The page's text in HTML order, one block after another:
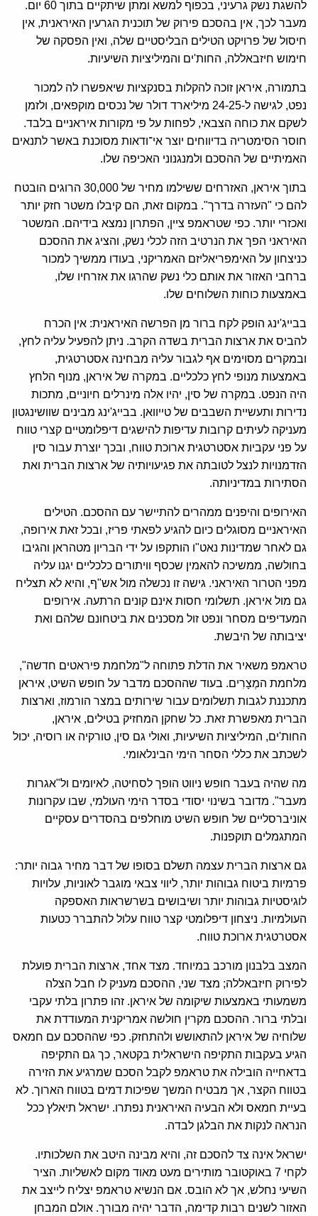
להשגת נשק גרעיני, בכפוף למשא ומתן שיתקיים בתוך 60 יום.
מעבר לכך, אין בהסכם פירוק של תוכנית הגרעין האיראנית, אין
חיסול של פרויקט הטילים הבליסטיים שלה, ואין הפסקה של
חימוש חיזבאללה, החות'ים והמיליציות השיעיות.
בתמורה, איראן זוכה להקלות בסנקציות שיאפשרו לה למכור
נפט, לגישה ל-24-25 מיליארד דולר של נכסים מוקפאים, ולזמן
לשקם את כוחה הצבאי, לפחות על פי מקורות איראניים בלבד.
חוסר הסימטריה בדיווחים יוצר אי־ודאות מסוכנת באשר לתנאים
האמיתיים של ההסכם ולמנגנוני האכיפה שלו.
בתוך איראן, האזרחים ששילמו מחיר של 30,000 הרוגים הובטח
להם כי "העזרה בדרך". במקום זאת, הם קיבלו משטר חזק יותר
ואכזרי יותר. כפי שטראמפ ציין, הפתרון נמצא בידיהם. המשטר
האיראני הפך את הנרטיב הזה לכלי נשק, והציג את ההסכם
כניצחון על האימפריאליזם האמריקני, בעודו ממשיך למכור
ברחבי האזור את אותם כלי נשק שהרגו את אזרחיו שלו,
באמצעות כוחות השלוחים שלו.
בבייג'ינג הופק לקח ברור מן הפרשה האיראנית: אין הכרח
להביס את ארצות הברית בשדה הקרב. ניתן להפעיל עליה לחץ,
ובמקרים מסוימים אף לגבור עליה מבחינה אסטרטגית,
באמצעות מנופי לחץ כלכליים. במקרה של איראן, מנוף הלחץ
היה הנפט. במקרה של סין, יהיו אלה מינרלים חיוניים, מתכות
נדירות ותעשיית השבבים של טייוואן. בבייג'ינג מבינים שוושינגטון
מעניקה לעיתים קרובות עדיפות להישגים דיפלומטיים קצרי טווח
על פני עקביות אסטרטגית ארוכת טווח, ובכך יוצרת עבור סין
הזדמנויות לנצל לטובתה את פגיעויותיה של ארצות הברית ואת
הסתירות במדיניותה.
האירופים והיפנים ממהרים להתיישר עם ההסכם. הטילים
האיראניים מסוגלים כיום להגיע לפאתי פריז, ובכל זאת אירופה,
גם לאחר שמדינות נאט"ו הותקפו על ידי הבריון מטהראן והגיבו
בחולשה, ממשיכה להאמין שכסף וויתורים כלכליים יגנו עליה
מפני הטרור האיראני. גישה זו נכשלה מול אש"ף, והיא לא תצליח
גם מול איראן. תשלומי חסות אינם קונים הרתעה. אירופים
המעדיפים מסחר ונפט זול מסכנים את ביטחונם שלהם ואת
יציבותה של היבשת.
טראמפ משאיר את הדלת פתוחה ל"מלחמת פיראטים חדשה",
מלחמת המְצָרִים. בעוד שההסכם מדבר על חופש השיט, איראן
מתכננת לגבות תשלומים עבור שירותים במצר הורמוז, וארצות
הברית מאפשרת זאת. כל שחקן המחזיק בטילים, איראן,
החות'ים, המיליציות השיעיות, ואולי גם סין, טורקיה או רוסיה, יכול
לשכתב את כללי הסחר הימי הבינלאומי.
מה שהיה בעבר חופש ניווט הופך לסחיטה, לאיומים ול"אגרות
מעבר". מדובר בשינוי יסודי בסדר הימי העולמי, שבו עקרונות
אוניברסליים של חופש השיט מוחלפים בהסדרים עסקיים
המתגמלים תוקפנות.
גם ארצות הברית עצמה תשלם בסופו של דבר מחיר גבוה יותר:
פרמיות ביטוח גבוהות יותר, ליווי צבאי מוגבר לאוניות, עלויות
לוגיסטיות גבוהות יותר ושיבושים בשרשראות האספקה
העולמיות. ניצחון דיפלומטי קצר טווח עלול להתברר כטעות
אסטרטגית ארוכת טווח.
המצב בלבנון מורכב במיוחד. מצד אחד, ארצות הברית פועלת
לפירוק חיזבאללה; מצד שני, ההסכם מעניק לו חבל הצלה
משמעותי באמצעות שיקומה של איראן. זהו פתרון בלתי עקבי
ובלתי ברור. ההסכם מקרין חולשה אמריקנית המעודדת את
שלוחיה של איראן להתאושש ולהתחזק. כפי שההסכם עם חמאס
הגיע בעקבות התקיפה הישראלית בקטאר, כך גם התקיפה
בדאחייה הובילה את טראמפ לקבל הסכם שמרגיע את הזירה
בטווח הקצר, אך מבטיח המשך שפיכות דמים בטווח הארוך. לא
בעיית חמאס ולא הבעיה האיראנית נפתרו. ישראל תיאלץ ככל
הנראה לנקות את הבלגן לבדה.
ישראל אינה צד להסכם זה, והיא מבינה היטב את השלכותיו.
לקחי 7 באוקטובר מותירים מעט מאוד מקום לאשליות. הציר
השיעי נחלש, אך לא הובס. אם הנשיא טראמפ יצליח לייצב את
האזור לשנים רבות קדימה, הדבר יהיה מבורך. אולם המבחן